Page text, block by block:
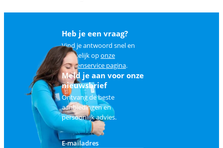
Heb je een vraag?
Vind je antwoord snel en
makkelijk oponze
klantenservice pagina.
Meld je aan voor onze
nieuwsbrief
Ontvang de beste
aanbiedingen en
persoonlijk advies.
E-mailadres